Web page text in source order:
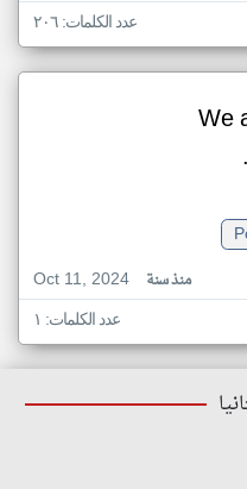
عدد الكلمات: ٢٠٦
We
Oct 11, 2024
منذ سنة
عدد الكلمات: ١